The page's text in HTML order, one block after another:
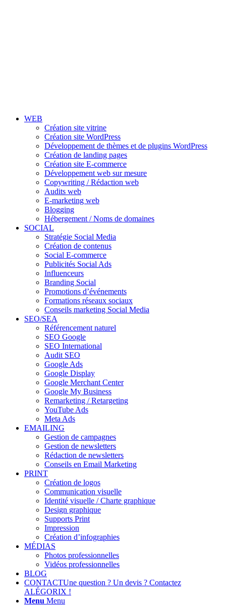
WEB
Création site vitrine
Création site WordPress
Développement de thèmes et de plugins WordPress
Création de landing pages
Création site E-commerce
Développement web sur mesure
Copywriting / Rédaction web
Audits web
E-marketing web
Blogging
Hébergement / Noms de domaines
SOCIAL
Stratégie Social Media
Création de contenus
Social E-commerce
Publicités Social Ads
Influenceurs
Branding Social
Promotions d’événements
Formations réseaux sociaux
Conseils marketing Social Media
SEO/SEA
Référencement naturel
SEO Google
SEO International
Audit SEO
Google Ads
Google Display
Google Merchant Center
Google My Business
Remarketing / Retargeting
YouTube Ads
Meta Ads
EMAILING
Gestion de campagnes
Gestion de newsletters
Rédaction de newsletters
Conseils en Email Marketing
PRINT
Création de logos
Communication visuelle
Identité visuelle / Charte graphique
Design graphique
Supports Print
Impression
Création d’infographies
MÉDIAS
Photos professionnelles
Vidéos professionnelles
BLOG
CONTACTUne question ? Un devis ? Contactez
ALÉGORIX !
Menu Menu